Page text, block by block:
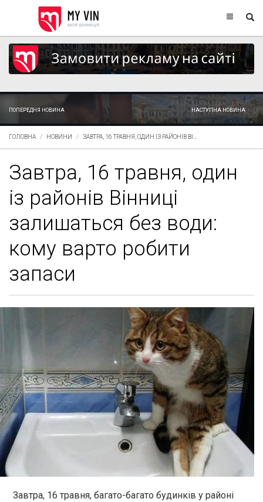
ПОПЕРЕДНЯ НОВИНА НАСТУПНА НОВИНА
ГОЛОВНА НОВИНИ ЗАВТРА, 16 ТРАВНЯ, ОДИН ІЗ РАЙОНІВ ВІ...
Завтра, 16 травня, один
із районів Вінниці
залишаться без води:
кому варто робити
запаси
Завтра, 16 травня, багато-багато будинків у районі